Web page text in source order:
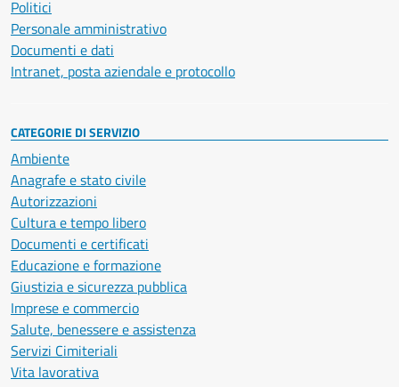
Politici
Personale amministrativo
Documenti e dati
Intranet, posta aziendale e protocollo
CATEGORIE DI SERVIZIO
Ambiente
Anagrafe e stato civile
Autorizzazioni
Cultura e tempo libero
Documenti e certificati
Educazione e formazione
Giustizia e sicurezza pubblica
Imprese e commercio
Salute, benessere e assistenza
Servizi Cimiteriali
Vita lavorativa